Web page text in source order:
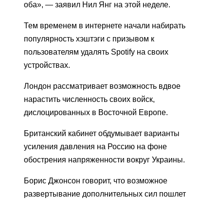
оба», — заявил Нил Янг на этой неделе.
Тем временем в интернете начали набирать
популярность хэштэги с призывом к
пользователям удалять Spotify на своих
устройствах.
Лондон рассматривает возможность вдвое
нарастить численность своих войск,
дислоцированных в Восточной Европе.
Британский кабинет обдумывает варианты
усиления давления на Россию на фоне
обострения напряженности вокруг Украины.
Борис Джонсон говорит, что возможное
развертывание дополнительных сил пошлет